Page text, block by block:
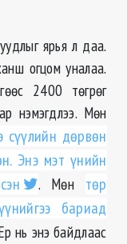
ярья л даа.
огцом уналаа.
2400 төгрөг
нэмэгдлээ. Мөн
сүүлийн дөрвөн
Энэ мэт үнийн
. Мөн төр
бариад
нь энэ байдлаас